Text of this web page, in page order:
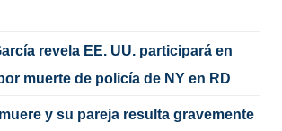
revela EE. UU. participará en
muerte de policía de NY en RD
y su pareja resulta gravemente